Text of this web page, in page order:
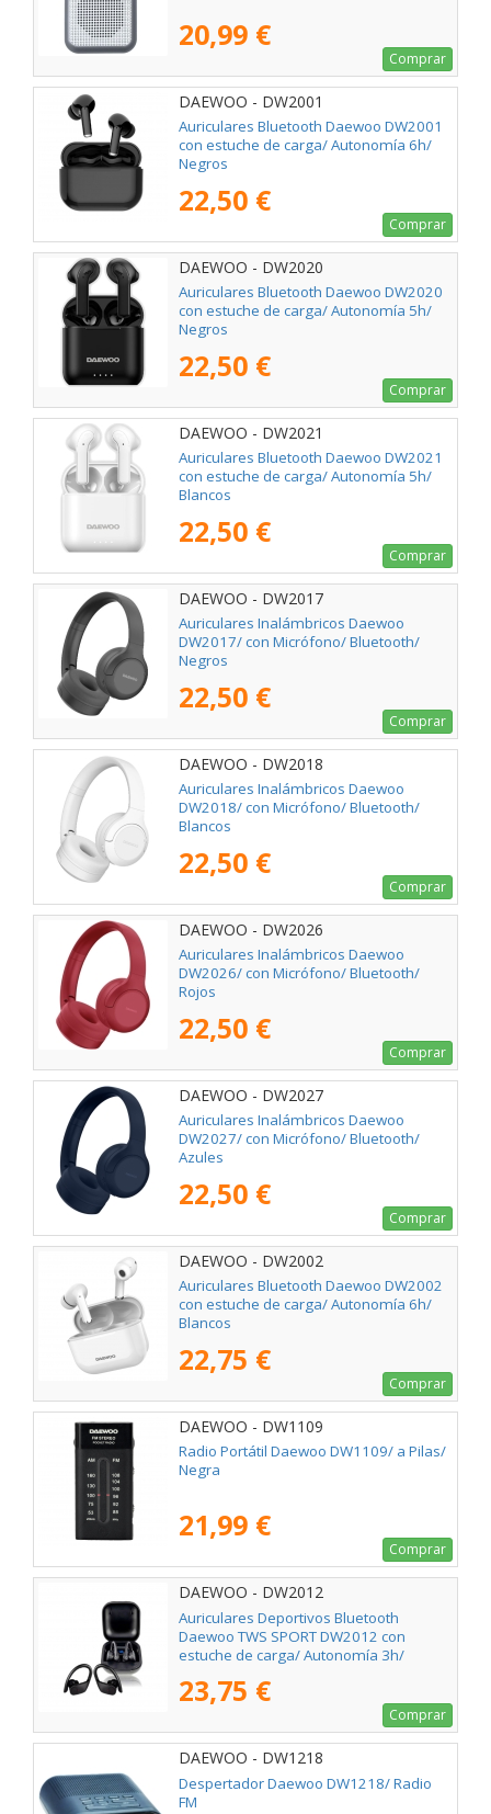
20,99 €
Comprar
DAEWOO - DW2001
Auriculares Bluetooth Daewoo DW2001
con estuche de carga/ Autonomía 6h/
Negros
22,50 €
Comprar
DAEWOO - DW2020
Auriculares Bluetooth Daewoo DW2020
con estuche de carga/ Autonomía 5h/
Negros
22,50 €
Comprar
DAEWOO - DW2021
Auriculares Bluetooth Daewoo DW2021
con estuche de carga/ Autonomía 5h/
Blancos
22,50 €
Comprar
DAEWOO - DW2017
Auriculares Inalámbricos Daewoo
DW2017/ con Micrófono/ Bluetooth/
Negros
22,50 €
Comprar
DAEWOO - DW2018
Auriculares Inalámbricos Daewoo
DW2018/ con Micrófono/ Bluetooth/
Blancos
22,50 €
Comprar
DAEWOO - DW2026
Auriculares Inalámbricos Daewoo
DW2026/ con Micrófono/ Bluetooth/
Rojos
22,50 €
Comprar
DAEWOO - DW2027
Auriculares Inalámbricos Daewoo
DW2027/ con Micrófono/ Bluetooth/
Azules
22,50 €
Comprar
DAEWOO - DW2002
Auriculares Bluetooth Daewoo DW2002
con estuche de carga/ Autonomía 6h/
Blancos
22,75 €
Comprar
DAEWOO - DW1109
Radio Portátil Daewoo DW1109/ a Pilas/
Negra
21,99 €
Comprar
DAEWOO - DW2012
Auriculares Deportivos Bluetooth
Daewoo TWS SPORT DW2012 con
estuche de carga/ Autonomía 3h/
23,75 €
Comprar
DAEWOO - DW1218
Despertador Daewoo DW1218/ Radio
FM